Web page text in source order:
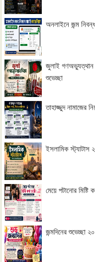
অনলাইনে জন্ম
জুলাই গণঅভ্যুত্থান
শুভেচ্ছা
তাহাজ্জুদ
ইসলামিক
মেয়ে পটানোর মিষ্টি
জন্মদিনের শুভেচ্ছা